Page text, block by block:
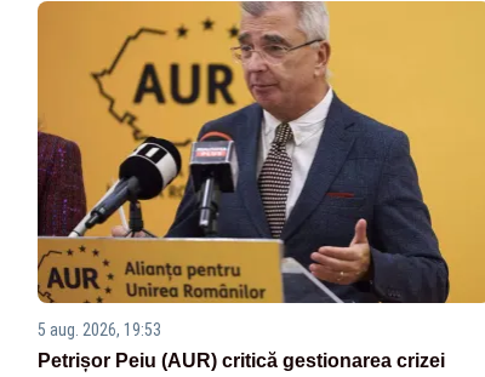
5 aug. 2026, 19:53
Petrișor Peiu (AUR) critică gestionarea crizei